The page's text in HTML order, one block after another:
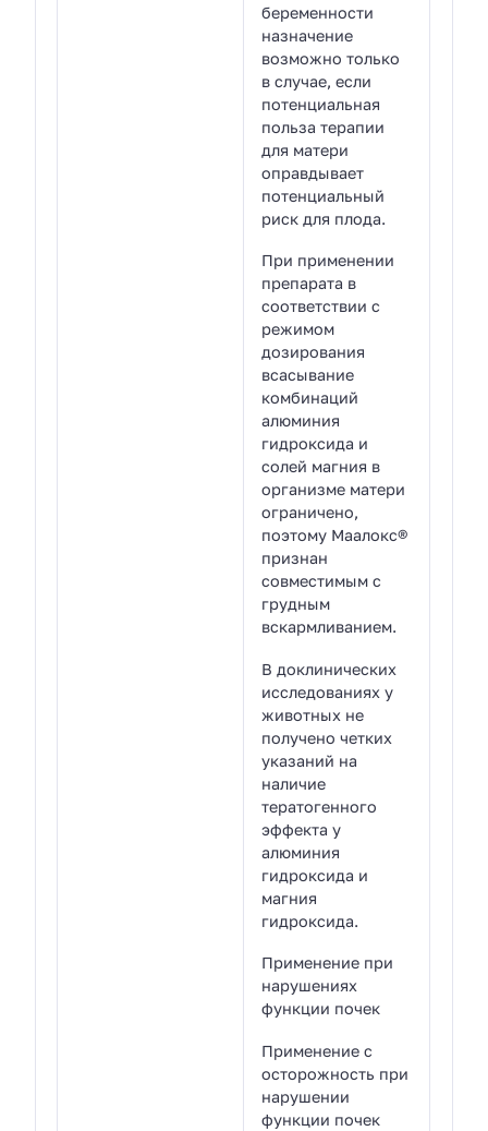
беременности
назначение
возможно только
в случае, если
потенциальная
польза терапии
для матери
оправдывает
потенциальный
риск для плода.
При применении
препарата в
соответствии с
режимом
дозирования
всасывание
комбинаций
алюминия
гидроксида и
солей магния в
организме матери
ограничено,
поэтому Маалокс®
признан
совместимым с
грудным
вскармливанием.
В доклинических
исследованиях у
животных не
получено четких
указаний на
наличие
тератогенного
эффекта у
алюминия
гидроксида и
магния
гидроксида.
Применение при
нарушениях
функции почек
Применение с
осторожность при
нарушении
функции почек